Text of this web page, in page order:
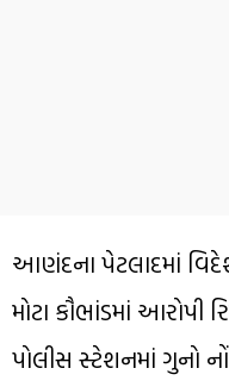
આણંદના પેટલાદમાં
મોટા કૌભાંડમાં આરોપી
પોલીસ સ્ટેશનમાં ગુનો